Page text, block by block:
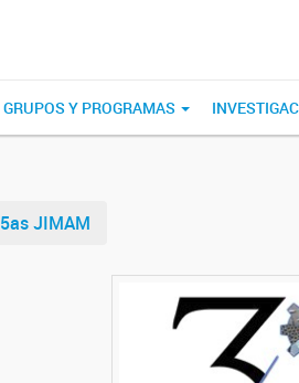
GRUPOS Y PROGRAMAS
5as JIMAM